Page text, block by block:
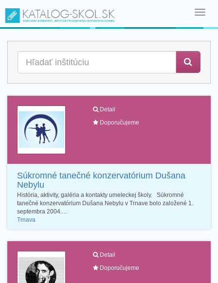
Detail
Doporučujeme
Súkromné tanečné konzervatórium Dušana
Nebylu
História, aktivity, galéria a kontakty umeleckej školy. Súkromné
tanečné konzervatórium Dušana Nebylu v Trnave bolo založené 1.
septembra 2004.…
Trnava
Detail
Doporučujeme